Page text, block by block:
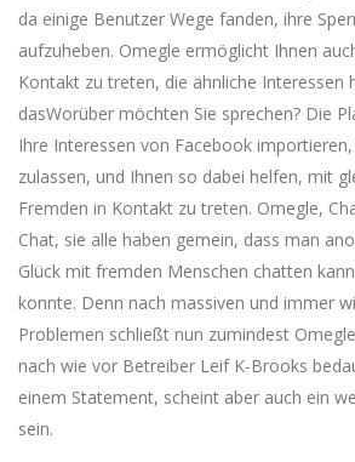
da einige Benutzer Wege fanden, ihre
aufzuheben. Omegle ermöglicht Ihnen
Kontakt zu treten, die ähnliche Interessen
dasWorüber möchten Sie sprechen? Die
Ihre Interessen von Facebook importieren,
zulassen, und Ihnen so dabei helfen, mit
Fremden in Kontakt zu treten. Omegle,
Chat, sie alle haben gemein, dass man
Glück mit fremden Menschen chatten
konnte. Denn nach massiven und immer
Problemen schließt nun zumindest
nach wie vor Betreiber Leif K-Brooks
einem Statement, scheint aber auch ein
sein.